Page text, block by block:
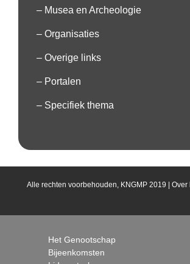
– Musea en Archeologie
– Organisaties
– Overige links
– Portalen
– Specifiek thema
Het Genootschap
Bijeenkomsten
Alle rechten voorbehouden, KNGMP 2019 | Over